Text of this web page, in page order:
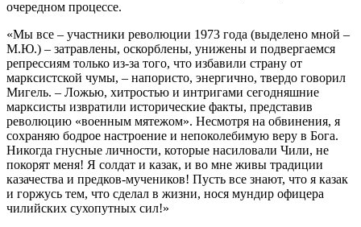
очередном процессе.
«Мы все – участники революции 1973 года (выделено мной –
М.Ю.) – затравлены, оскорблены, унижены и подвергаемся
репрессиям только из-за того, что избавили страну от
марксистской чумы, – напористо, энергично, твердо говорил
Мигель. – Ложью, хитростью и интригами сегодняшние
марксисты извратили исторические факты, представив
революцию «военным мятежом». Несмотря на обвинения, я
сохраняю бодрое настроение и непоколебимую веру в Бога.
Никогда гнусные личности, которые насиловали Чили, не
покорят меня! Я солдат и казак, и во мне живы традиции
казачества и предков-мучеников! Пусть все знают, что я казак
и горжусь тем, что сделал в жизни, нося мундир офицера
чилийских сухопутных сил!»